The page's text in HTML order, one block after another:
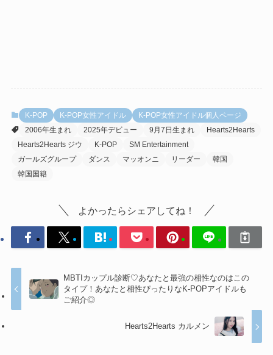
K-POP K-POP女性アイドル
K-POP女性アイドル個人ページ
2006年生まれ
2025年デビュー 9月7日生まれ
Hearts2Hearts
Hearts2Hearts ジウ
K-POP
SM Entertainment
ガールズグループ
ダンス マッオンニ リーダー
韓国
韓国国籍
よかったらシェアしてね！
MBTIカップル診断♡あなたと最強の相性なのはこの
タイプ！あなたと相性ぴったりなK-POPアイドルも
ご紹介◎
Hearts2Hearts カルメン